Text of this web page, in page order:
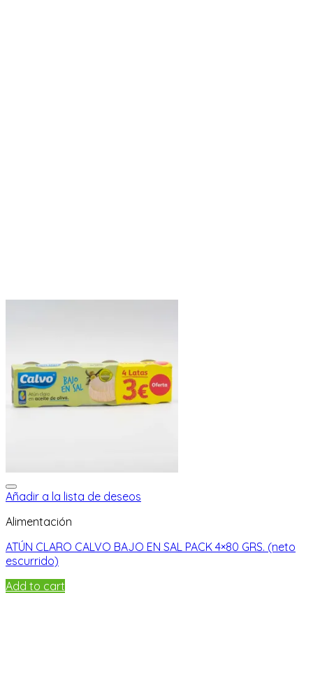
Añadir a la lista de deseos
Alimentación
ATÚN CLARO CALVO BAJO EN SAL PACK 4×80 GRS. (neto
escurrido)
Add to cart